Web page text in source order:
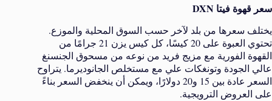
سعر قهوة فيتا DXN
يختلف سعرها من بلد لآخر حسب السوق المحلية والموزع.
تحتوي العبوة على 20 كيسًا، كل كيس يزن 21 جرامًا من
القهوة الفورية مع مزيج فريد من نوعه من مسحوق الجنسنغ
عالي الجودة وتونغكات علي مع مستخلص الجانوديرما. يتراوح
السعر عادة بين 15 و20 دولارًا، ويمكن أن ينخفض السعر بناءً
على العروض الترويجية.